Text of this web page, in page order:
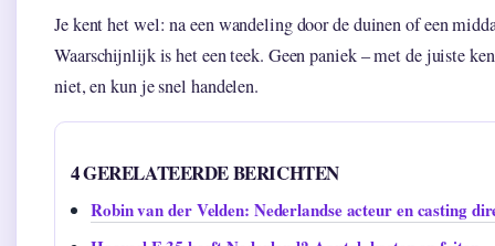
Je kent het wel: na een wandeling door de duinen of een
Waarschijnlijk is het een teek. Geen paniek – met de juiste
niet, en kun je snel handelen.
4 GERELATEERDE BERICHTEN
Robin van der Velden: Nederlandse acteur en casting